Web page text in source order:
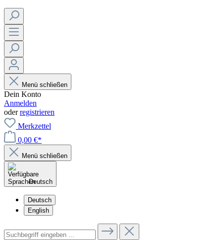
Menü schließen
Dein Konto
Anmelden
oderregistrieren
Merkzettel
0,00 €*
Menü schließen
Deutsch
Deutsch
English